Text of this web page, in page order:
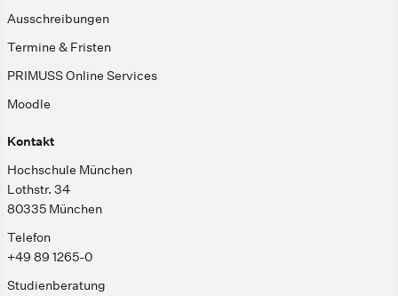
Ausschreibungen
Termine & Fristen
PRIMUSS Online Services
Moodle
Kontakt
Hochschule München
Lothstr. 34
80335 München
Telefon
+49 89 1265-0
Studienberatung